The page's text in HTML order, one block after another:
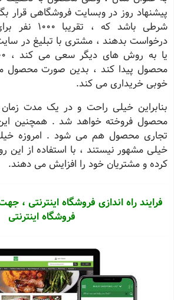
پیشنهاد روز در وبسایت فروشگاهی قرار
شرطی باشد
درخواست بدهند ، مشتری با تبلیغ در
محصول پیدا کند ، بدین صورت محصول
خوبی خریداری می کند.
بنابراین خیلی راحت و در یک مدت زمان
محصول فروخته خواهد شد . همچنین
تجاری محصول هم می شود . امروزه
خیلی مشهور نیستند ، با استفاده از این
کرده و مشتریان خود را افزایش می دهند.
فرایند راه اندازی فروشگاه اینترنتی ،
فروشگاه اینترنتی